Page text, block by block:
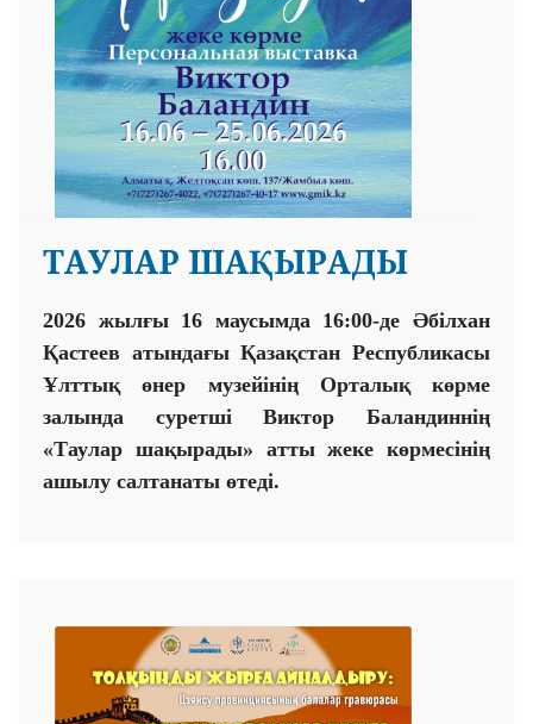
ТАУЛАР ШАҚЫРАДЫ
2026 жылғы 16 маусымда 16:00-де Әбілхан
Қастеев атындағы Қазақстан Республикасы
Ұлттық өнер музейінің Орталық көрме
залында суретші Виктор Баландиннің
«Таулар шақырады» атты жеке көрмесінің
ашылу салтанаты өтеді.